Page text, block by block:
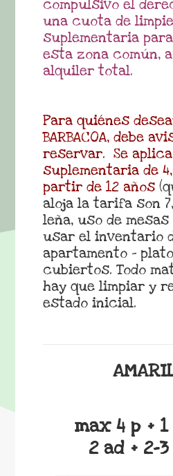
compulsivo el
una cuota de
suplementaria
esta zona común,
alquiler total.
Para quiénes
BARBACOA, debe
reservar. Se
suplementaria de
partir de 12 años
aloja la tarifa son
leña, uso de
usar el inventario
apartamento –
cubiertos. Todo
hay que limpiar y
estado inicial.
max 4 p +
2 ad + 2-